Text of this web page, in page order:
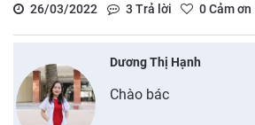
26/03/2022
3 Trả lời 0Cảm ơn
Dương Thị Hạnh
Chào bác